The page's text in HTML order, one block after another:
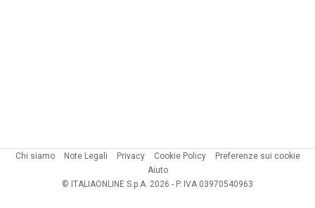
Chi siamo Note Legali Privacy Cookie Policy
Preferenze sui cookie
Aiuto
© ITALIAONLINE S.p.A. 2026 - P. IVA 03970540963